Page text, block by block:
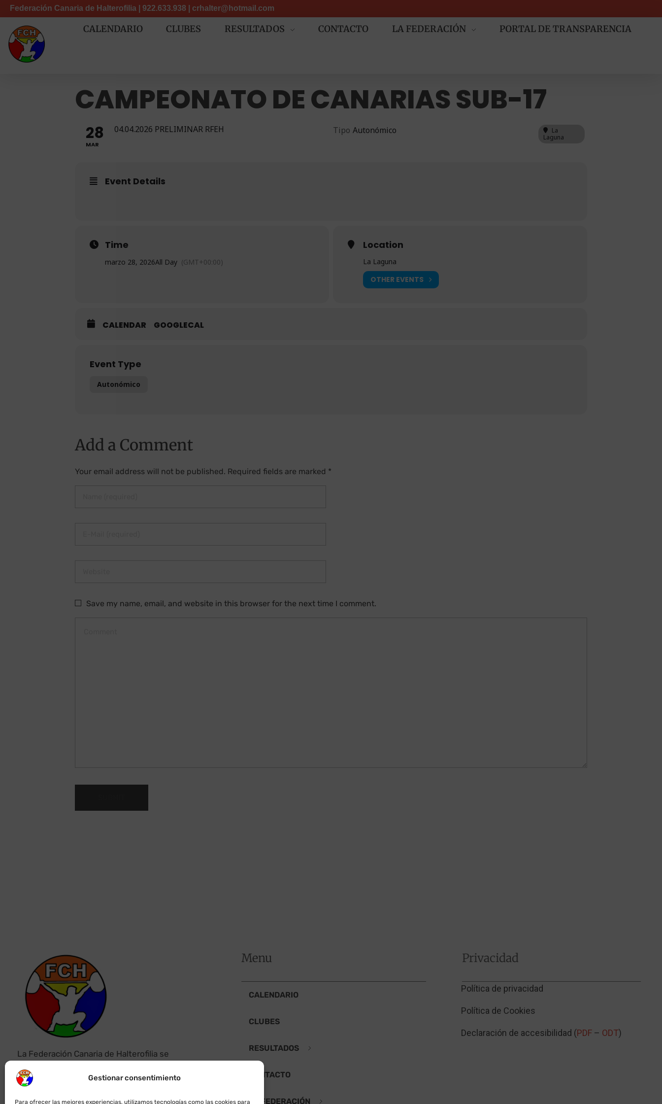
Gestionar consentimiento
Para ofrecer las mejores experiencias, utilizamos tecnologías como las cookies para
Federación Canaria de Halterofilia | 922.633.938 | crhalter@hotmail.com
CALENDARIO CLUBES RESULTADOS CONTACTO LA FEDERACIÓN PORTAL DE TRANSPARENCIA
CAMPEONATO DE CANARIAS SUB-17
28
MAR
04.04.2026 PRELIMINAR RFEH Tipo Autonómico
La
Laguna
Event Details
Time
marzo 28, 2026All Day (GMT+00:00)
Location
La Laguna
OTHER EVENTS
CALENDAR GOOGLECAL
Event Type
Autonómico
Add a Comment
Your email address will not be published. Required fields are marked *
Save my name, email, and website in this browser for the next time I comment.
La Federación Canaria de Halterofilia se
del deporte olímpico de la Halterofilia en
Menu
CALENDARIO
CLUBES
RESULTADOS
CONTACTO
LA FEDERACIÓN
Privacidad
Política de privacidad
Política de Cookies
Declaración de accesibilidad (PDF– ODT)